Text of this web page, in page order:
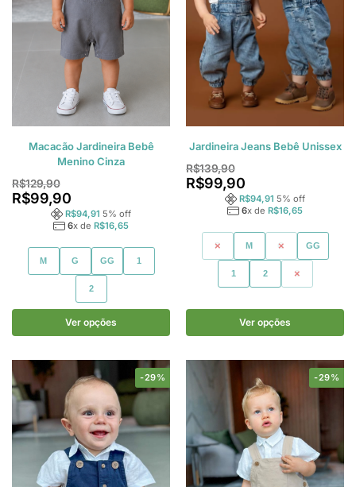
Macacão Jardineira Bebê
Menino Cinza
R$129,90
R$99,90
R$94,91 5% off
6x de R$16,65
M G GG 1
2
Ver opções
Jardineira Jeans Bebê Unissex
R$139,90
R$99,90
R$94,91 5% off
6x de R$16,65
P M G GG
1 2 3
Ver opções
-29% -29%